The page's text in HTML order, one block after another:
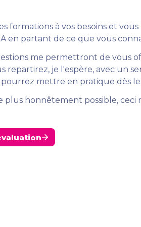
formations à vos besoins et
en partant de ce que vous
me permettront de vous
repartirez, je l'espère, avec un
mettre en pratique dès
plus honnêtement possible, ceci